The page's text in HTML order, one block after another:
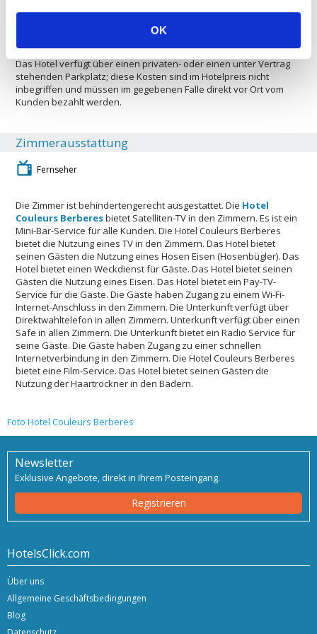
OK
zum Shoppen. Das Hotel Couleurs Berberes ist perfeckt für
Sportler. Es gibt eine solarium auf dem Gelände.
Das Hotel verfügt über einen privaten- oder einen unter Vertrag
stehenden Parkplatz; diese Kosten sind im Hotelpreis nicht
inbegriffen und müssen im gegebenen Falle direkt vor Ort vom
Kunden bezahlt werden.
Zimmerausstattung
Fernseher
Die Zimmer ist behindertengerecht ausgestattet. Die Hotel
Couleurs Berberesbietet Satelliten-TV in den Zimmern. Es ist ein
Mini-Bar-Service für alle Kunden. Die Hotel Couleurs Berberes
bietet die Nutzung eines TV in den Zimmern. Das Hotel bietet
seinen Gästen die Nutzung eines Hosen Eisen (Hosenbügler). Das
Hotel bietet einen Weckdienst für Gäste. Das Hotel bietet seinen
Gästen die Nutzung eines Eisen. Das Hotel bietet ein Pay-TV-
Service für die Gäste. Die Gäste haben Zugang zu einem Wi-Fi-
Internet-Anschluss in den Zimmern. Die Unterkunft verfügt über
Direktwahltelefon in allen Zimmern. Unterkunft verfügt über einen
Safe in allen Zimmern. Die Unterkunft bietet ein Radio Service für
seine Gäste. Die Gäste haben Zugang zu einer schnellen
Internetverbindung in den Zimmern. Die Hotel Couleurs Berberes
bietet eine Film-Service. Das Hotel bietet seinen Gästen die
Nutzung der Haartrockner in den Bädern.
Foto Hotel Couleurs Berberes
Newsletter
Exklusive Angebote, direkt in Ihrem Posteingang.
Registrieren
HotelsClick.com
Über uns
Allgemeine Geschäftsbedingungen
Blog